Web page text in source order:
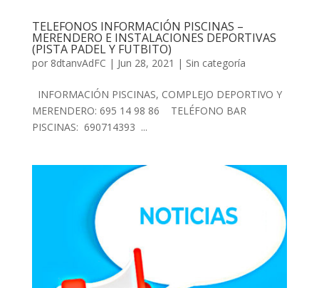
TELEFONOS INFORMACIÓN PISCINAS –
MERENDERO E INSTALACIONES DEPORTIVAS
(PISTA PADEL Y FUTBITO)
por 8dtanvAdFC | Jun 28, 2021 | Sin categoría
INFORMACIÓN PISCINAS, COMPLEJO DEPORTIVO Y
MERENDERO: 695 14 98 86 TELÉFONO BAR
PISCINAS: 690714393 ...